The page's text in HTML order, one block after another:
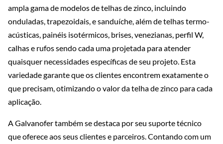
ampla gama de modelos de telhas de zinco, incluindo
onduladas, trapezoidais, e sanduíche, além de telhas termo-
acústicas, painéis isotérmicos, brises, venezianas, perfil W,
calhas e rufos sendo cada uma projetada para atender
quaisquer necessidades específicas de seu projeto. Esta
variedade garante que os clientes encontrem exatamente o
que precisam, otimizando o valor da telha de zinco para cada
aplicação.
A Galvanofer também se destaca por seu suporte técnico
que oferece aos seus clientes e parceiros. Contando com um